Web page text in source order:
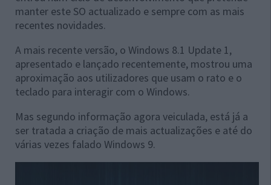
manter este SO actualizado e sempre com as mais
recentes novidades.
A mais recente versão, o Windows 8.1 Update 1,
apresentado e lançado recentemente, mostrou uma
aproximação aos utilizadores que usam o rato e o
teclado para interagir com o Windows.
Mas segundo informação agora veiculada, está já a
ser tratada a criação de mais actualizações e até do
várias vezes falado Windows 9.